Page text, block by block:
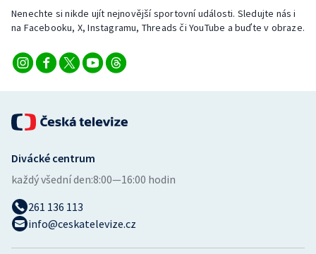
Vodní slalom
Ostatní
Nenechte si nikde ujít nejnovější sportovní události. Sledujte nás i
na Facebooku, X, Instagramu, Threads či YouTube a buďte v obraze.
Divácké centrum
každý všední den:8:00—16:00 hodin
261 136 113
info@ceskatelevize.cz